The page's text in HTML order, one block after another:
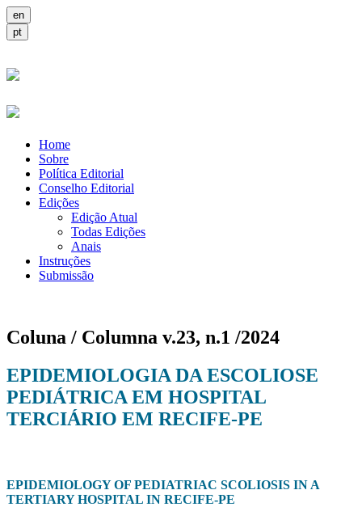
Home
Sobre
Política Editorial
Conselho Editorial
Edições
Edição Atual
Todas Edições
Anais
Instruções
Submissão
Coluna / Columna v.23, n.1 /2024
EPIDEMIOLOGIA DA ESCOLIOSE
PEDIÁTRICA EM HOSPITAL
TERCIÁRIO EM RECIFE-PE
EPIDEMIOLOGY OF PEDIATRIAC SCOLIOSIS IN A
TERTIARY HOSPITAL IN RECIFE-PE